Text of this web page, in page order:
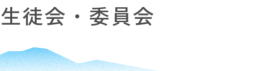
生徒会・委員会